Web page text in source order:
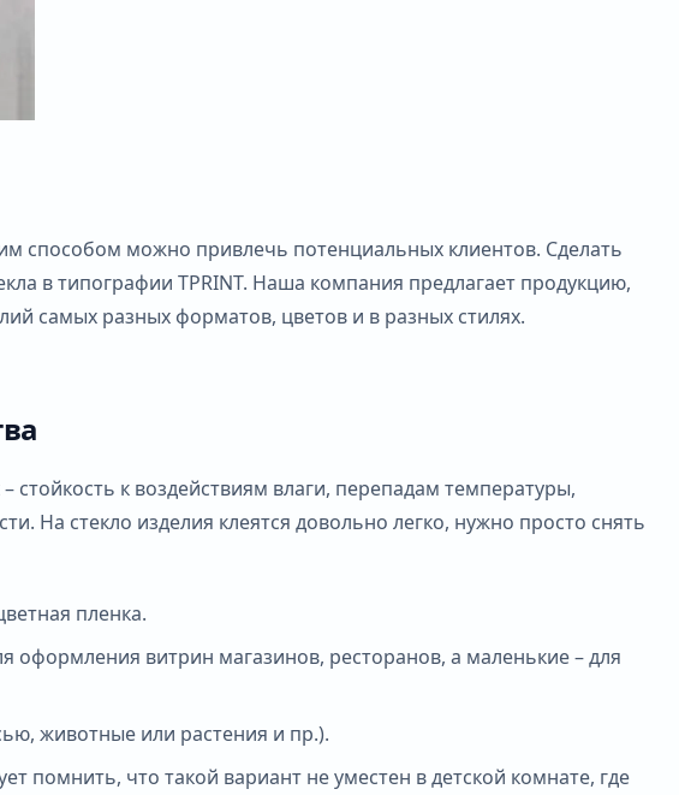
способом можно привлечь потенциальных клиентов. Сделать
в типографии TPRINT. Наша компания предлагает продукцию,
самых разных форматов, цветов и в разных стилях.
к воздействиям влаги, перепадам температуры,
На стекло изделия клеятся довольно легко, нужно просто снять
пленка.
витрин магазинов, ресторанов, а маленькие – для
животные или растения и пр.).
что такой вариант не уместен в детской комнате, где